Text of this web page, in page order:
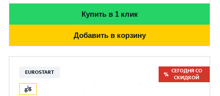
Купить в 1 клик
Добавить в корзину
EUROSTART
СЕГОДНЯ СО
СКИДКОЙ